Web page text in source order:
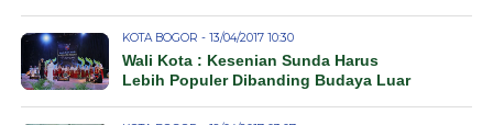
KOTA BOGOR - 13/04/2017 10:30
Wali Kota : Kesenian Sunda Harus
Lebih Populer Dibanding Budaya Luar